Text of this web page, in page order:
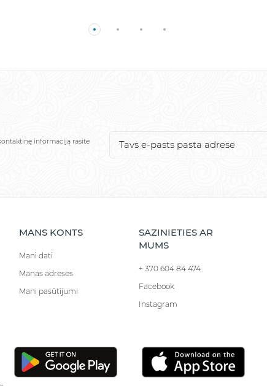
informaciją rasite
MANS KONTS
Mani dati
Manas adreses
Mani pasūtījumi
SAZINIETIES AR
MUMS
+ 370 604 84 474
Facebook
Instagram